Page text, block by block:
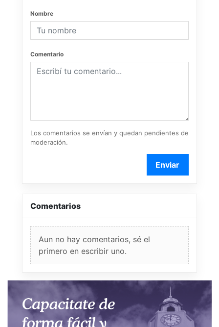
Nombre
Comentario
Los comentarios se envían y quedan pendientes de
moderación.
Enviar
Comentarios
Aun no hay comentarios, sé el
primero en escribir uno.